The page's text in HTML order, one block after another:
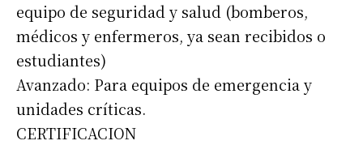
equipo de seguridad y salud (bomberos,
médicos y enfermeros, ya sean recibidos o
estudiantes)
Avanzado: Para equipos de emergencia y
unidades críticas.
CERTIFICACION